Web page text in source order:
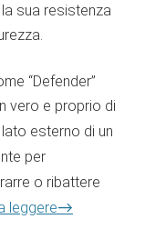
sua resistenza
“Defender”
vero e proprio di
esterno di un
per
o ribattere
leggere→